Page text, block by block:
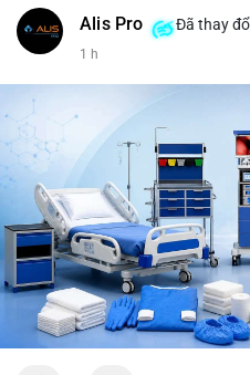
MrBeast, Google. Binance
nhuận, $HFT/$SKYAI, $RIVER,
💬 DÒNG CHẢY TIN TỨC &
CoinTelegraph: Saylor nói
rõ ràng; CEX futures volume
thấp nhất từ tháng 12/2023;
dự đoán human vs AI; Trump
Bitcoin giảm áp lực cho đồng
Clarity Act đến tháng 9.
AAPL, IBM qua bStocks; MMT
triệu voucher; Power Protocol
campagna airdrop USD1 đến
MMT trên BNB Smart Chain.
Alis Pro Đã thay
1 h